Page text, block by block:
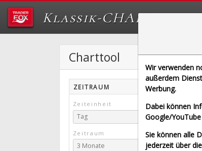
Klassik-CHARTTOOL
Charttool
ZEITRAUM
Zeiteinheit
Tag
Zeitraum
3 Monate
Wir verwenden
außerdem
Werbung.
Dabei können
Google/
Sie können alle
jederzeit über die